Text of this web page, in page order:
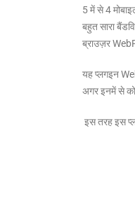
5 में से 4
बहुत सारा
ब्राउज़र
यह प्लगइन
अगर इनमें से
इस तरह इस